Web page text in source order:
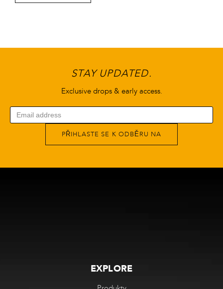
STAY UPDATED.
Exclusive drops & early access.
PŘIHLASTE SE K ODBĚRU NA
EXPLORE